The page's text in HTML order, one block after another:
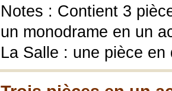
Notes : Contient 3
un monodrame en un
La Salle : une pièce en